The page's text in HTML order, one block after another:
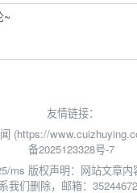
~
友情链接：
(https://
备2025123328号-7
ms 版权声明：网站文章
我们删除，邮箱：